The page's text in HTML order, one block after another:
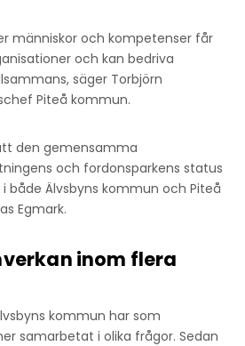
människor och kompetenser får
och kan bedriva
säger Torbjörn
Piteå kommun.
den gemensamma
och fordonsparkens status
både Älvsbyns kommun och Piteå
Egmark.
inom flera
kommun har som
samarbetat i olika frågor. Sedan